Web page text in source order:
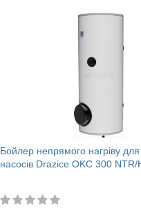
Бойлер непрямого нагріву
насосів Drazice OKC 300 NTR/